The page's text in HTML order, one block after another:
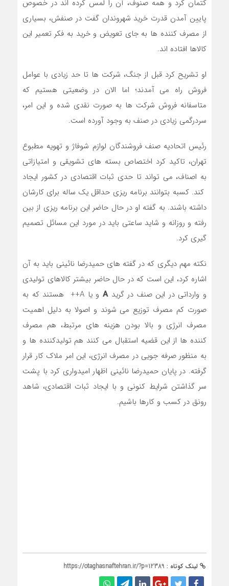
کتمان کرد و همه صنوف، آن را لمس کرده اند در خصوص
پایین آمدن قدرت خرید شهروندان گفت در صنفش، بسیاری
از مصرف کننده ها به جای تعویض و خرید به فکر تعمیر این
کالاها افتاده اند.
او تشریح کرد قبل از جنگ، شرکت ها تا حد زیادی با عوامل
فروش راه می آمدند؛ اما الان در وضعیتی هستیم که
متاسفانه فروش شرکت ها به صورت نقدی شده و این امر،
سردرگمی زیادی در صنف به وجود آورده است.
رئیس اتحادیه صنف فروشندگان لوازم شوفاژ و تهویه مطبوع
تهران، تاکید کرد اختصاص بسته های تشویقی و امتیازاتی
به اصناف، می تواند تا حدی ثبات اقتصادی در کشور ایجاد
کند. کسبه بتوانند برنامه ریزی حداقل یک ساله برای کارشان
داشته باشند. به گفته او در حال حاضر این برنامه ریزی از بین
رفته و روزانه و شاید ساعتی باید در مورد این مسائل تصمیم
گیری کرد.
نکته مهم دیگری که در گفته های حمیدرضا نائینی باید به آن
اشاره کرد، این است که در حال حاضر بیشتر کالاهای تولیدی
و وارداتی در این صنف در گریدA
و یا A++ هستند که به
صورت کم مصرف توزیع می شوند و اصولا به دلیل اهمیت
مصرف انرژی و بالا بودن هزینه های مرتبط، هم مصرف
کننده ها از این قضیه استقبال می کنند هم تولیدکننده ها و
به منظور صرفه جویی در مصرف انرژی، این امر ملاک کار قرار
گرفته. در پایان حمیدرضا نائینی اظهار امیدواری کرد با پشت
سر گذاشتن شرایط کنونی و با ایجاد ثبات اقتصادی، شاهد
رونق در کسب و کارها باشیم.
لینک کوتاه : https://otaghasnaftehran.ir/?p=12389